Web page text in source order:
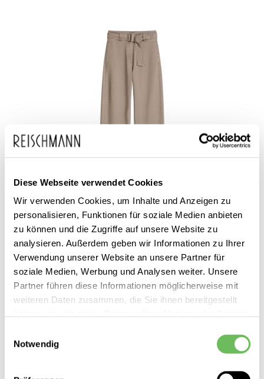
Diese Webseite verwendet Cookies
Wir verwenden Cookies, um Inhalte und Anzeigen zu
personalisieren, Funktionen für soziale Medien anbieten
zu können und die Zugriffe auf unsere Website zu
analysieren. Außerdem geben wir Informationen zu Ihrer
Verwendung unserer Website an unsere Partner für
soziale Medien, Werbung und Analysen weiter. Unsere
Partner führen diese Informationen möglicherweise mit
weiteren Daten zusammen, die Sie ihnen bereitgestellt
Notwendig
Marc O'Polo
Damen Barrel Pants mit Gürtel
159,95 €